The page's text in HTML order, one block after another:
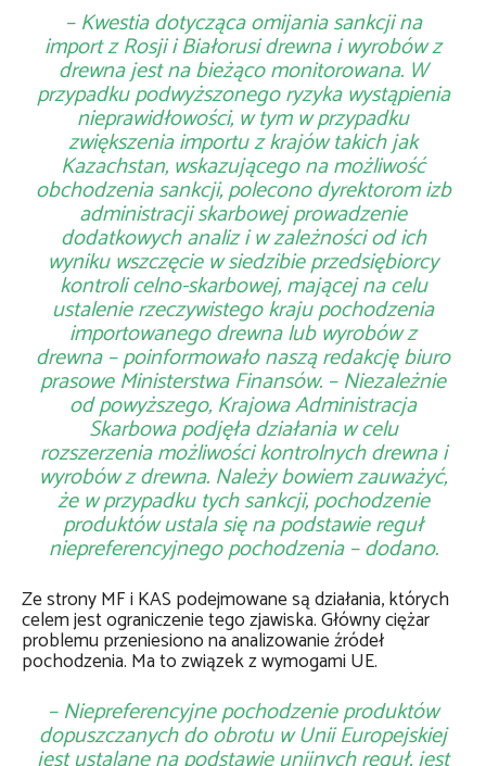
–Kwestia dotycząca omijania sankcji na
import z Rosji i Białorusi drewna i wyrobów z
drewna jest na bieżąco monitorowana. W
przypadku podwyższonego ryzyka wystąpienia
nieprawidłowości, w tym w przypadku
zwiększenia importu z krajów takich jak
Kazachstan, wskazującego na możliwość
obchodzenia sankcji, polecono dyrektorom izb
administracji skarbowej prowadzenie
dodatkowych analiz i w zależności od ich
wyniku wszczęcie w siedzibie przedsiębiorcy
kontroli celno-skarbowej, mającej na celu
ustalenie rzeczywistego kraju pochodzenia
importowanego drewna lub wyrobów z
drewna–poinformowało naszą redakcję biuro
prasowe Ministerstwa Finansów. –Niezależnie
od powyższego, Krajowa Administracja
Skarbowa podjęła działania w celu
rozszerzenia możliwości kontrolnych drewna i
wyrobów z drewna. Należy bowiem zauważyć,
że w przypadku tych sankcji, pochodzenie
produktów ustala się na podstawie reguł
niepreferencyjnego pochodzenia–dodano.
Ze strony MF i KAS podejmowane są działania, których
celem jest ograniczenie tego zjawiska. Główny ciężar
problemu przeniesiono na analizowanie źródeł
pochodzenia. Ma to związek z wymogami UE.
–Niepreferencyjne pochodzenie produktów
dopuszczanych do obrotu w Unii Europejskiej